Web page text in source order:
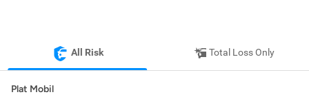
All Risk Total Loss Only
Plat Mobil